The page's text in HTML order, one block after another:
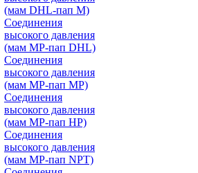
(мам DHL-пап M)
Соединения
высокого давления
(мам MP-пап DHL)
Соединения
высокого давления
(мам MP-пап MP)
Соединения
высокого давления
(мам MP-пап HP)
Соединения
высокого давления
(мам MP-пап NPT)